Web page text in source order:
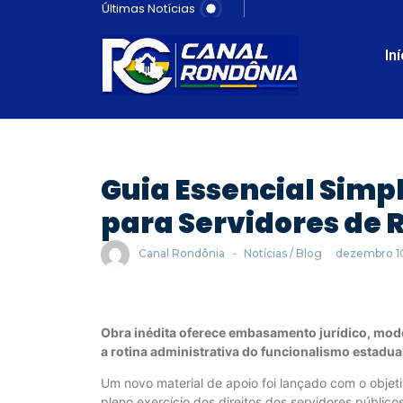
Últimas Notícias
Guia Essencial
para Servidores de
Canal Rondônia - Notícias / Blog dezembro
Obra inédita oferece embasamento jurídico,
a rotina administrativa do funcionalismo
​Um novo material de apoio foi lançado com o